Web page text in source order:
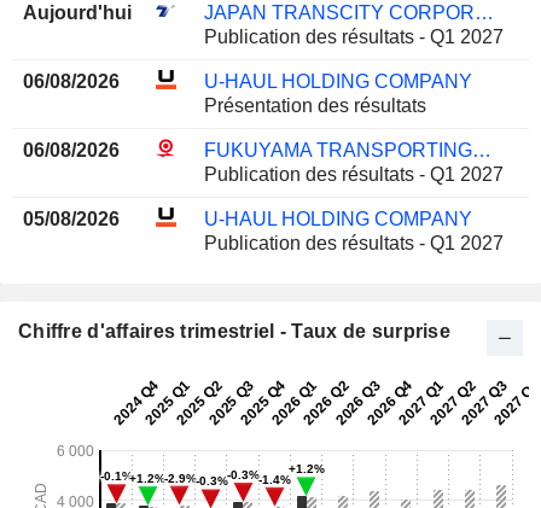
Aujourd'hui
JAPAN TRANSCITY CORPORATION
Publication des résultats - Q1 2027
06/08/2026
U-HAUL HOLDING COMPANY
Présentation des résultats
06/08/2026
FUKUYAMA TRANSPORTING CO., LTD.
Publication des résultats - Q1 2027
05/08/2026
U-HAUL HOLDING COMPANY
Publication des résultats - Q1 2027
Chiffre d'affaires trimestriel - Taux de surprise